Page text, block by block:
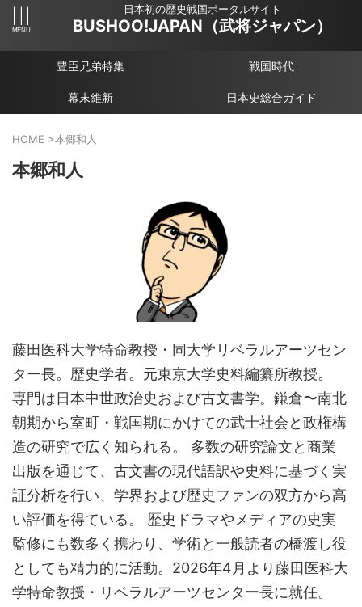
日本初の歴史戦国ポータルサイト
BUSHOO!JAPAN（武将ジャパン）
豊臣兄弟特集 戦国時代
幕末維新 日本史総合ガイド
HOME >本郷和人
本郷和人
藤田医科大学特命教授・同大学リベラルアーツセン
ター長。歴史学者。元東京大学史料編纂所教授。
専門は日本中世政治史および古文書学。鎌倉〜南北
朝期から室町・戦国期にかけての武士社会と政権構
造の研究で広く知られる。 多数の研究論文と商業
出版を通じて、古文書の現代語訳や史料に基づく実
証分析を行い、学界および歴史ファンの双方から高
い評価を得ている。 歴史ドラマやメディアの史実
監修にも数多く携わり、学術と一般読者の橋渡し役
としても精力的に活動。2026年4月より藤田医科大
学特命教授・リベラルアーツセンター長に就任。